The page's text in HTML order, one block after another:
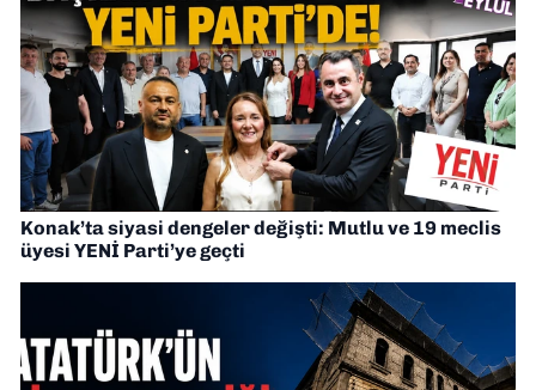
Konak’ta siyasi dengeler değişti: Mutlu ve 19 meclis
üyesi YENİ Parti’ye geçti